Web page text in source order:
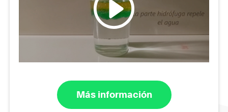
Más información